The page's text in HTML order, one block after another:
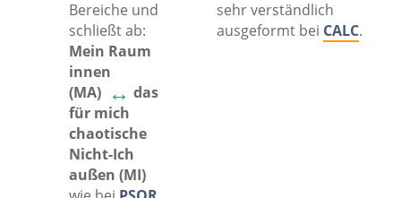
Bereiche und
schließt ab:
Mein Raum
innen
(MA) ↔ das
für mich
chaotische
Nicht-Ich
außen (MI)
sehr verständlich
ausgeformt bei CALC.